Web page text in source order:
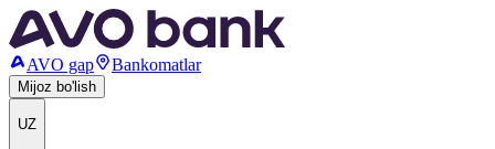
AVO gap Bankomatlar
Mijoz bo'lish
UZ